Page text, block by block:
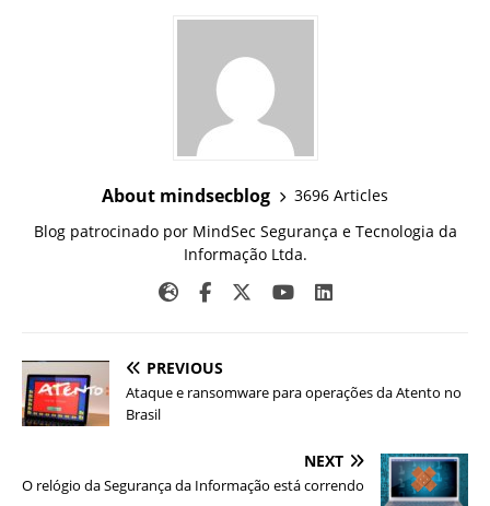
About mindsecblog
3696 Articles
Blog patrocinado por MindSec Segurança e Tecnologia da
Informação Ltda.
PREVIOUS
Ataque e ransomware para operações da Atento no
Brasil
NEXT
O relógio da Segurança da Informação está correndo